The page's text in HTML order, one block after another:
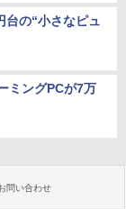
台の“小さなピュ
ミングPCが7万
問い合わせ